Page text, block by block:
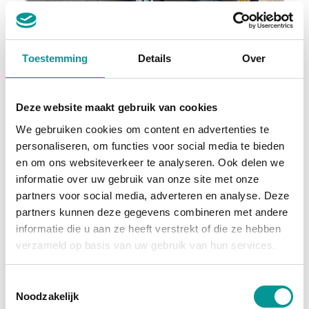
Toestemming Details Over
Deze website maakt gebruik van cookies
We gebruiken cookies om content en advertenties te
personaliseren, om functies voor social media te bieden
en om ons websiteverkeer te analyseren. Ook delen we
informatie over uw gebruik van onze site met onze
partners voor social media, adverteren en analyse. Deze
partners kunnen deze gegevens combineren met andere
informatie die u aan ze heeft verstrekt of die ze hebben
verzameld op basis van uw gebruik van hun services.
Noodzakelijk
€215.53/maand
70 maanden
Deze auto bekijken